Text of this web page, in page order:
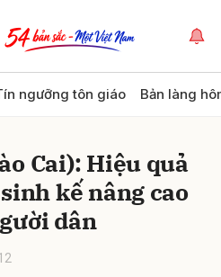
ngưỡng tôn giáo Bản làng
Cai): Hiệu quả
kế nâng cao
dân